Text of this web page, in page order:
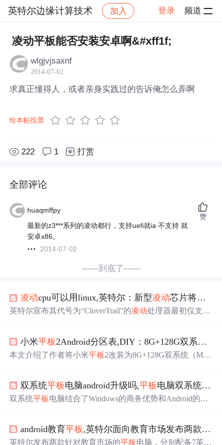
英特尔边缘计算技术 加入 登录 频道
社区 英特尔边缘计算技术 帖子详情
凌动平板能否安装安卓啊&#xff1f;
wlgjvjsaxnf
2014-07-02
求真正懂得人，或者亲身实践过的告诉俺怎么弄啊
给本帖投票
222 1 打赏
全部评论
huaqmffpy
最新的z3***系列的凌动都行，支持uefi就ia 不支持 就
安卓x86。
2014-07-02
赞
——到底了——
凌动cpu可以用linux,英特尔：新型凌动芯片将支持Android和Linux
英特尔宣布其代号为“CloverTrail”的凌动处理器最初仅支持
x/Android的处理器。
小米平板2Android分区表,DIY：8G+128G双系统小米
本文介绍了作者将小米平板2改装为8G+128G双系统（MIU
Office软件上的表现。尽管性能表现尚可，但处理器限制和
应用生态的不足使得体验仍有提升空间。
双系统平板电脑android升级吗,平板电脑双系统好不好
双系统平板电脑结合了Windows的商务优势和Android的娱
频繁切换系统的用户，选择单一系统平板可能更为合适。
价格和性能的平衡点在于消费者自身的需求定位。
android教育平板,英特尔面向教育市场发布两款Android
英特尔发布两款针对教育市场的平板电脑，分别配备7英寸